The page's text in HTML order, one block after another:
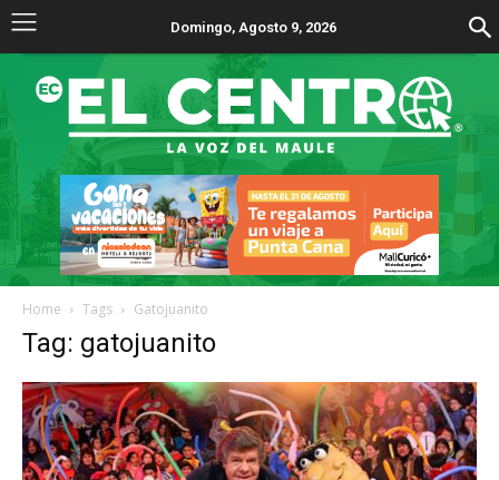
Domingo, Agosto 9, 2026
Home Tags Gatojuanito
Tag: gatojuanito